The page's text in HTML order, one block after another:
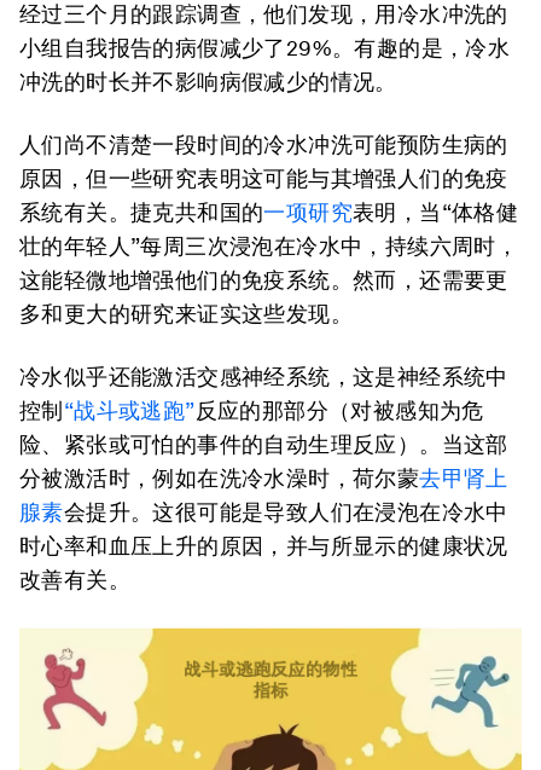
经过三个月的跟踪调查，他们发现，用冷水冲洗的
小组自我报告的病假减少了29%。有趣的是，冷水
冲洗的时长并不影响病假减少的情况。
人们尚不清楚一段时间的冷水冲洗可能预防生病的
原因，但一些研究表明这可能与其增强人们的免疫
系统有关。捷克共和国的一项研究表明，当“体格健
壮的年轻人”每周三次浸泡在冷水中，持续六周时，
这能轻微地增强他们的免疫系统。然而，还需要更
多和更大的研究来证实这些发现。
冷水似乎还能激活交感神经系统，这是神经系统中
控制 “战斗或逃跑”反应的那部分（对被感知为危
险、紧张或可怕的事件的自动生理反应）。当这部
分被激活时，例如在洗冷水澡时，荷尔蒙去甲肾上
腺素会提升。这很可能是导致人们在浸泡在冷水中
时心率和血压上升的原因，并与所显示的健康状况
改善有关。